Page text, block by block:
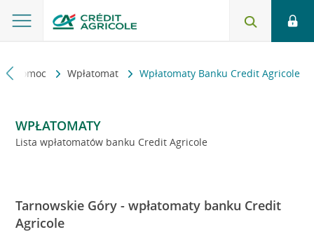
i pomoc Wpłatomat Wpłatomaty Banku Credit Agricole
WPŁATOMATY
Lista wpłatomatów banku Credit Agricole
Tarnowskie Góry - wpłatomaty banku Credit
Agricole